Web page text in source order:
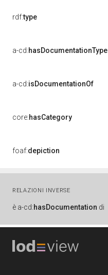
rdf:type
a-cd:hasDocumentationType
a-cd:isDocumentationOf
core:hasCategory
foaf:depiction
RELAZIONI INVERSE
è a-cd:hasDocumentation di